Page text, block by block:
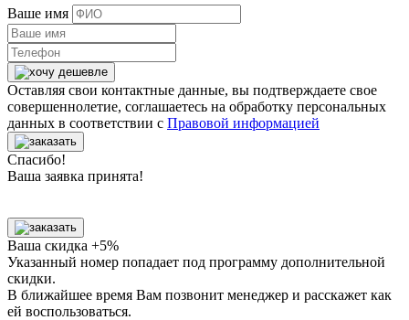
Ваше имя
Оставляя свои контактные данные, вы подтверждаете свое
совершеннолетие, соглашаетесь на обработку персональных
данных в соответствии с Правовой информацией
Спасибо!
Ваша заявка принята!
Ваша скидка +5%
Указанный номер попадает под программу дополнительной
скидки.
В ближайшее время Вам позвонит менеджер и расскажет как
ей воспользоваться.